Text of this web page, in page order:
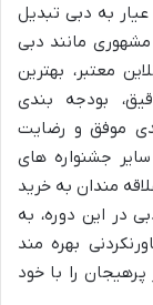
عیار به دبی تبدیل
مانند دبی
معتبر، بهترین
بودجه بندی
موفق و رضایت
جشنواره های
مندان به خرید
در این دوره، به
بهره مند
را با خود